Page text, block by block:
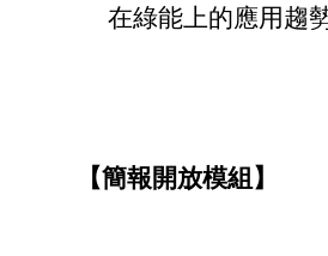
在綠能上的應用趨
【簡報開放模組】